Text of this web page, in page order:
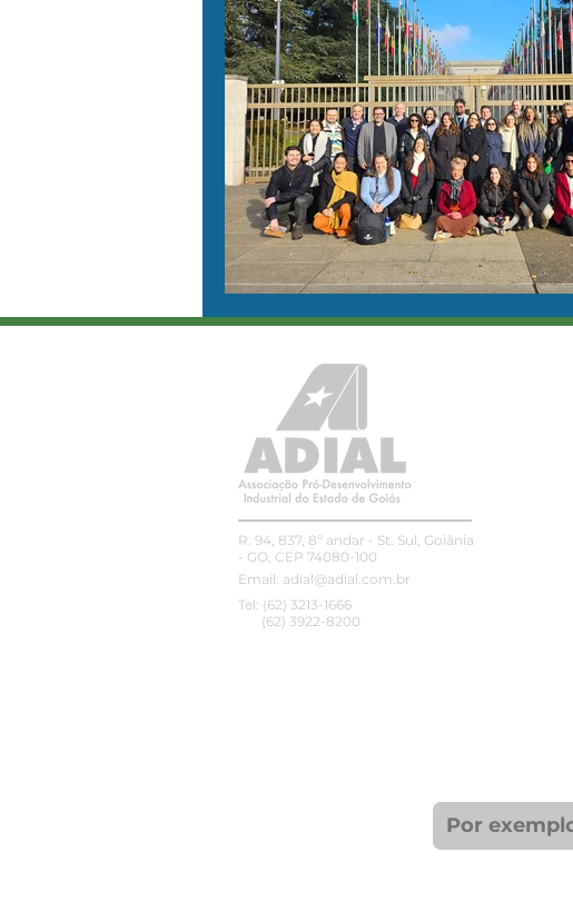
R. 94, 837, 8º andar - St. Sul, Goiânia
- GO, CEP 74080-100
Email: adial@adial.com.br
Tel: (62) 3213-1666
(62) 3922-8200